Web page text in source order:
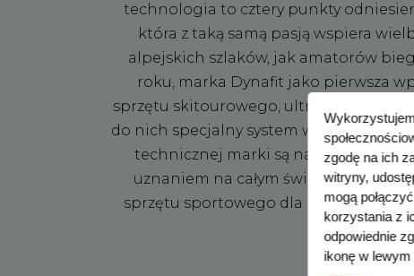
zgodę na ich
witryny,
mogą
korzystania z
odpowiednie
ikonę w
technologia to cztery punkty
która z taką samą pasją wspiera
alpejskich szlaków, jak amatorów
roku, marka Dynafit jako pierwsza
sprzętu skitourowego, ultra lekkie buty
do nich specjalny system wiązań.
technicznej marki są narty, wiązania i
uznaniem na całym świecie. Marka
sprzętu sportowego dla biegaczy i
górskich.